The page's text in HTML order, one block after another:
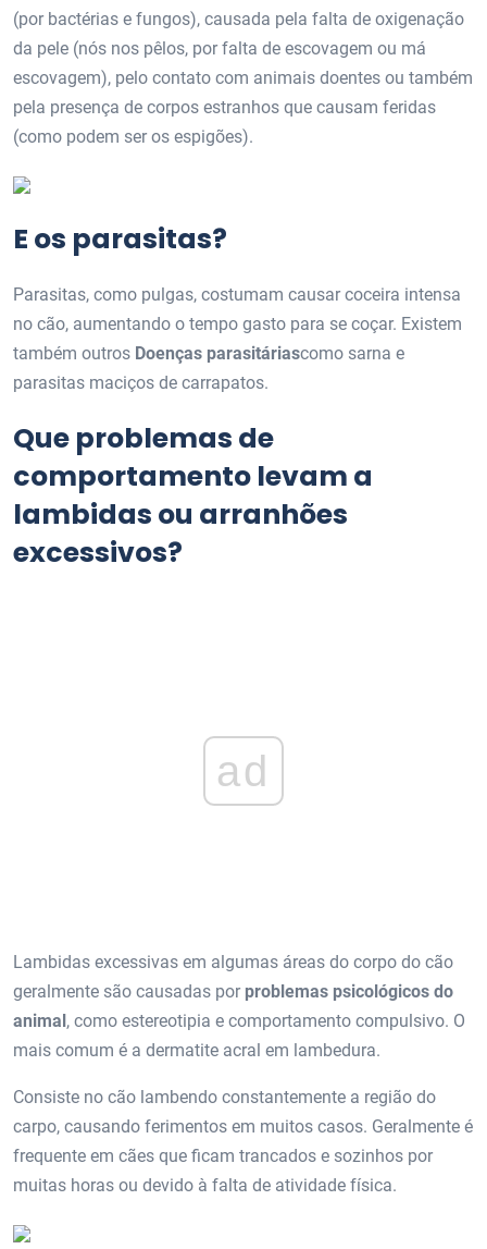
(por bactérias e fungos), causada pela falta de oxigenação
da pele (nós nos pêlos, por falta de escovagem ou má
escovagem), pelo contato com animais doentes ou também
pela presença de corpos estranhos que causam feridas
(como podem ser os espigões).
E os parasitas?
Parasitas, como pulgas, costumam causar coceira intensa
no cão, aumentando o tempo gasto para se coçar. Existem
também outros Doenças parasitáriascomo sarna e
parasitas maciços de carrapatos.
Que problemas de
comportamento levam a
lambidas ou arranhões
excessivos?
ad
Lambidas excessivas em algumas áreas do corpo do cão
geralmente são causadas por problemas psicológicos do
animal , como estereotipia e comportamento compulsivo. O
mais comum é a dermatite acral em lambedura.
Consiste no cão lambendo constantemente a região do
carpo, causando ferimentos em muitos casos. Geralmente é
frequente em cães que ficam trancados e sozinhos por
muitas horas ou devido à falta de atividade física.